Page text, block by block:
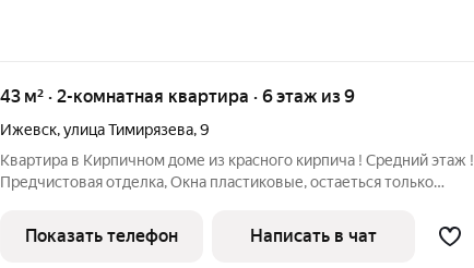
43 м² · 2-комнатная квартира · 6 этаж из 9
Ижевск,улица Тимирязева,9
Квартира в Кирпичном доме из красного кирпича ! Средний этаж !
Предчистовая отделка, Окна пластиковые, остаеться только
вам поможем с ремонтом ! Безопасный, Тихий, Спокойный, район
Показать телефон Написать в чат